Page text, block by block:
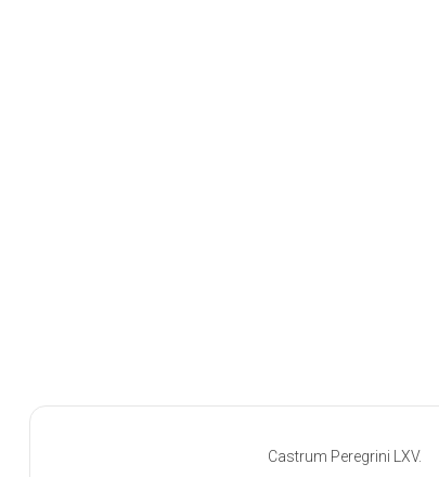
Castrum Peregrini LXV.